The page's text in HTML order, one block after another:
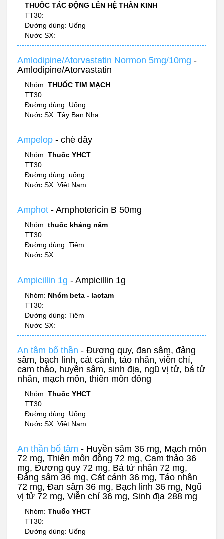
THUỐC TÁC ĐỘNG LÊN HỆ THẦN KINH
TT30:
Đường dùng: Uống
Nước SX:
Amlodipine/Atorvastatin Normon 5mg/10mg -
Amlodipine/Atorvastatin
Nhóm: THUỐC TIM MẠCH
TT30:
Đường dùng: Uống
Nước SX: Tây Ban Nha
Ampelop - chè dây
Nhóm: Thuốc YHCT
TT30:
Đường dùng: uống
Nước SX: Việt Nam
Amphot - Amphotericin B 50mg
Nhóm: thuốc kháng nấm
TT30:
Đường dùng: Tiêm
Nước SX:
Ampicillin 1g - Ampicillin 1g
Nhóm: Nhóm beta - lactam
TT30:
Đường dùng: Tiêm
Nước SX:
An tâm bổ thần - Đương quy, đan sâm, đảng
sâm, bạch linh, cát cánh, táo nhân, viễn chí,
cam thảo, huyền sâm, sinh địa, ngũ vị tử, bá tử
nhân, mạch môn, thiên môn đông
Nhóm: Thuốc YHCT
TT30:
Đường dùng: Uống
Nước SX: Việt Nam
An thần bổ tâm - Huyền sâm 36 mg, Mạch môn
72 mg, Thiên môn đông 72 mg, Cam thảo 36
mg, Đương quy 72 mg, Bá tử nhân 72 mg,
Đảng sâm 36 mg, Cát cánh 36 mg, Táo nhân
72 mg, Đan sâm 36 mg, Bạch linh 36 mg, Ngũ
vị tử 72 mg, Viễn chí 36 mg, Sinh địa 288 mg
Nhóm: Thuốc YHCT
TT30:
Đường dùng: Uống